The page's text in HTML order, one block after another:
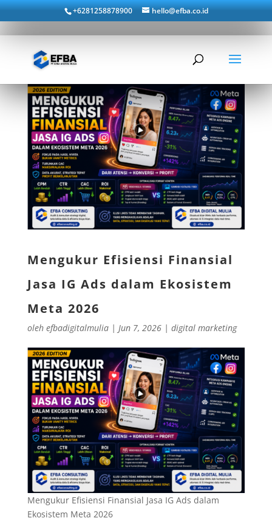
+6281258878900 hello@efba.co.id
Mengukur Efisiensi Finansial
Jasa IG Ads dalam Ekosistem
Meta 2026
oleh efbadigitalmulia| Jun 7, 2026| digital marketing
Mengukur Efisiensi Finansial Jasa IG Ads dalam
Ekosistem Meta 2026